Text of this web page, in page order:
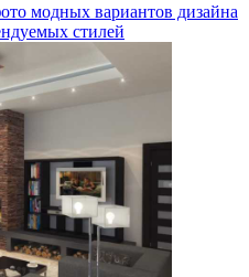
модных вариантов дизайна
стилей